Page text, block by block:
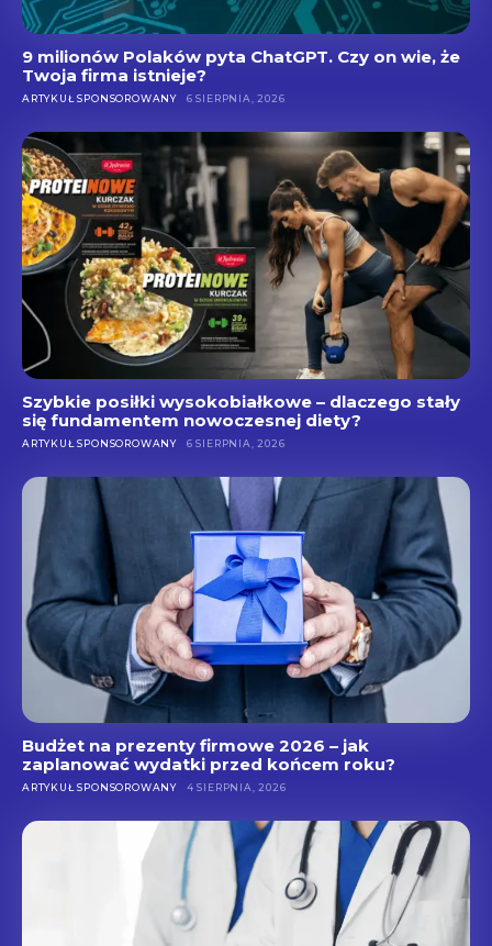
9 milionów Polaków pyta ChatGPT. Czy on wie, że
Twoja firma istnieje?
ARTYKUŁ SPONSOROWANY 6 SIERPNIA, 2026
Szybkie posiłki wysokobiałkowe – dlaczego stały
się fundamentem nowoczesnej diety?
ARTYKUŁ SPONSOROWANY 6 SIERPNIA, 2026
Budżet na prezenty firmowe 2026 – jak
zaplanować wydatki przed końcem roku?
ARTYKUŁ SPONSOROWANY 4 SIERPNIA, 2026